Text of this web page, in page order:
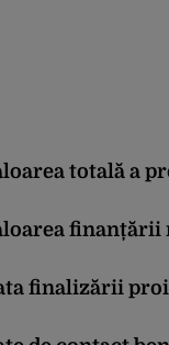
totală a
finanțării
finalizării